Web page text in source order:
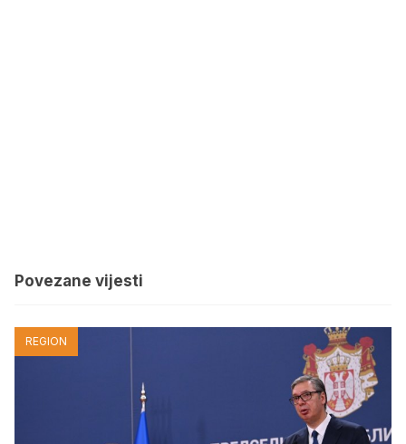
Povezane vijesti
REGION